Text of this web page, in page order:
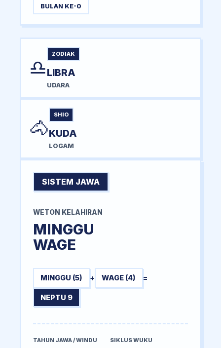
BULAN KE-0
♎
ZODIAK
LIBRA
UDARA
🐴
SHIO
KUDA
LOGAM
SISTEM JAWA
WETON KELAHIRAN
MINGGU
WAGE
MINGGU (5) + WAGE (4) =
NEPTU 9
TAHUN JAWA / WINDU SIKLUS WUKU